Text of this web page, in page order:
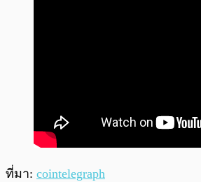
ที่มา: cointelegraph